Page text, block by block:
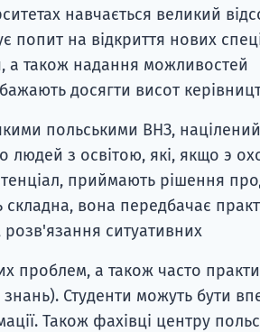
навчається великий
на відкриття нових
а також надання можливостей
досягти висот
польськими ВНЗ,
людей з освітою, які, якщо э
приймають рішення
складна, вона передбачає
ситуативних
проблем, а також часто
Студенти можуть бути
Також фахівці центру